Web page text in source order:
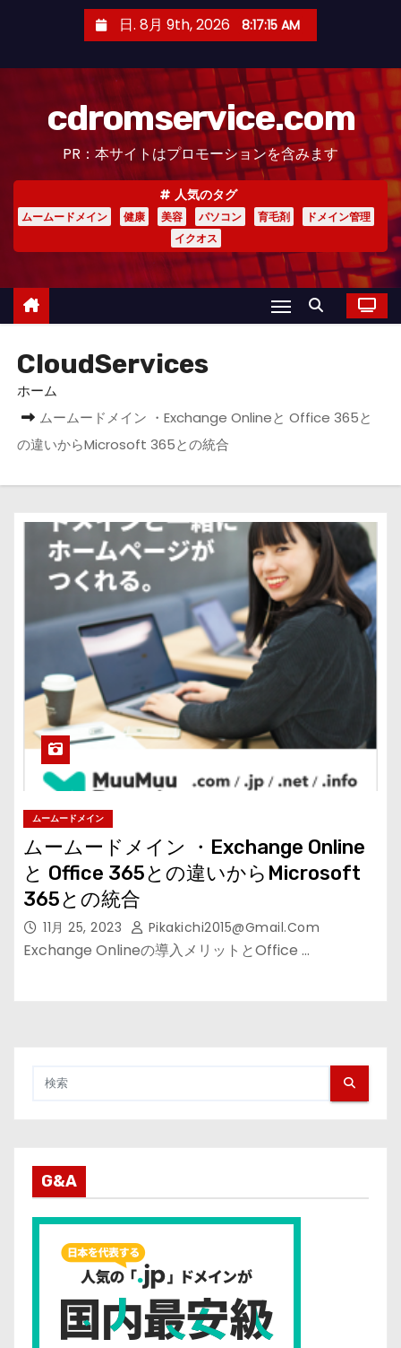
日. 8月 9th, 2026 8:17:16 AM
cdromservice.com
PR：本サイトはプロモーションを含みます
人気のタグ
ムームードメイン 健康 美容 パソコン 育毛剤
ドメイン管理
イクオス
CloudServices
ホーム
ムームードメイン ・Exchange Onlineと Office 365と
の違いからMicrosoft 365との統合
ムームードメイン
ムームードメイン ・Exchange Online
と Office 365との違いからMicrosoft
365との統合
11月 25, 2023 Pikakichi2015@gmail.com
Exchange Onlineの導入メリットとOffice …
G&A